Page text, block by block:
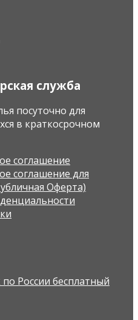
служба
посуточно для
в краткосрочном
соглашение
соглашение для
Оферта)
России бесплатный